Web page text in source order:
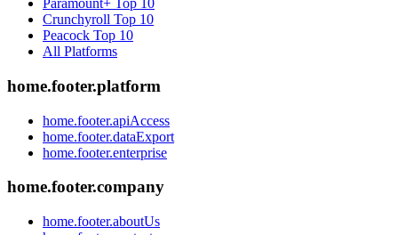
Paramount+ Top 10
Crunchyroll Top 10
Peacock Top 10
All Platforms
home.footer.platform
home.footer.apiAccess
home.footer.dataExport
home.footer.enterprise
home.footer.company
home.footer.aboutUs